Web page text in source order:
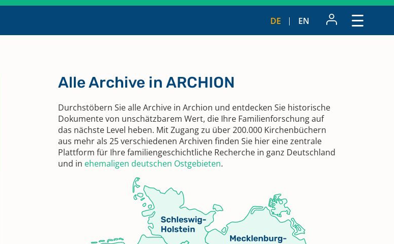
DE EN
Alle Archive in ARCHION
Durchstöbern Sie alle Archive in Archion und entdecken Sie historische
Dokumente von unschätzbarem Wert, die Ihre Familienforschung auf
das nächste Level heben. Mit Zugang zu über 200.000 Kirchenbüchern
aus mehr als 25 verschiedenen Archiven finden Sie hier eine zentrale
Plattform für Ihre familiengeschichtliche Recherche in ganz Deutschland
und in ehemaligen deutschen Ostgebieten.